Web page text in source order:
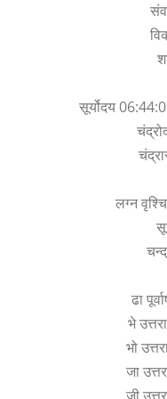
सूर्योदय
लग्न
ढा
भे
भो
जा